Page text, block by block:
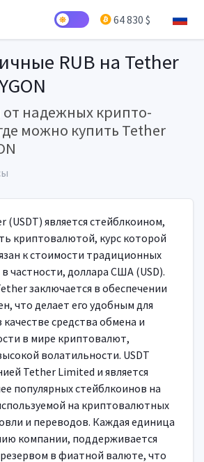
64 830 $
RUB на Tether
надежных крипто-
можно купить Tether
(USDT) является стейблкоином,
криптовалютой, курс которой
к стоимости традиционных
частности, доллара США (USD).
заключается в обеспечении
что делает его удобным для
средства обмена и
в мире криптовалют,
волатильности. USDT
Tether Limited и является
популярных стейблкоинов на
на криптовалютных
и переводов. Каждая единица
компании, поддерживается
в фиатной валюте, что